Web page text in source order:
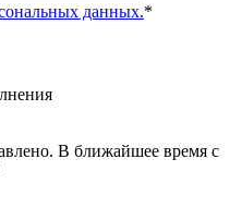
данных.*
В ближайшее время с